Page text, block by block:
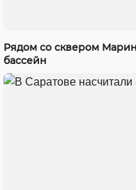
Рядом со сквером
бассейн